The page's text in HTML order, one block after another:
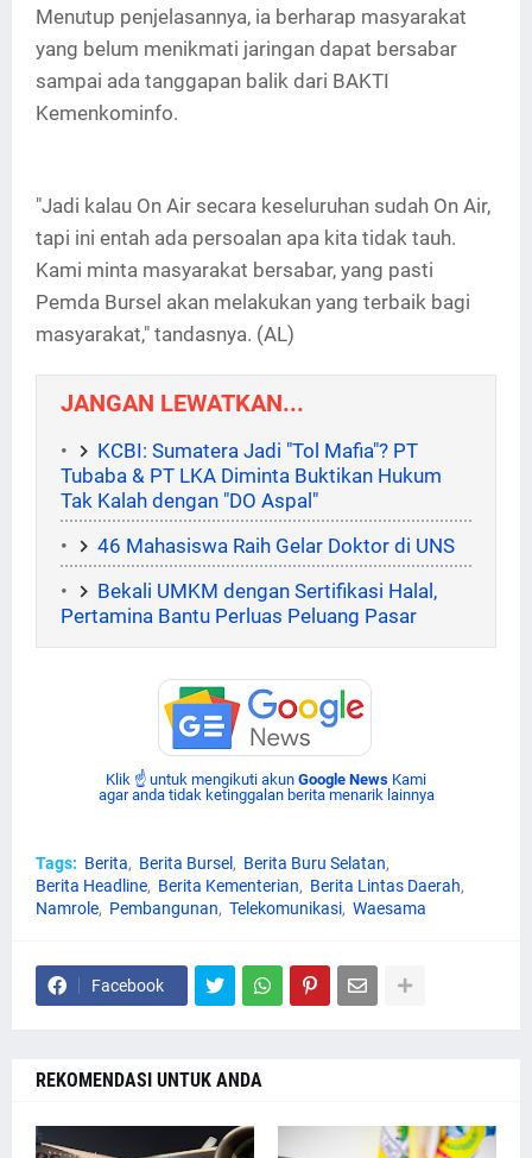
Menutup penjelasannya, ia berharap masyarakat
yang belum menikmati jaringan dapat bersabar
sampai ada tanggapan balik dari BAKTI
Kemenkominfo.
"Jadi kalau On Air secara keseluruhan sudah On Air,
tapi ini entah ada persoalan apa kita tidak tauh.
Kami minta masyarakat bersabar, yang pasti
Pemda Bursel akan melakukan yang terbaik bagi
masyarakat," tandasnya. (AL)
JANGAN LEWATKAN...
KCBI: Sumatera Jadi "Tol Mafia"? PT
Tubaba & PT LKA Diminta Buktikan Hukum
Tak Kalah dengan "DO Aspal"
46 Mahasiswa Raih Gelar Doktor di UNS
Bekali UMKM dengan Sertifikasi Halal,
Pertamina Bantu Perluas Peluang Pasar
Klik ☝ untuk mengikuti akun Google News Kami
agar anda tidak ketinggalan berita menarik lainnya
Tags: Berita Berita Bursel
Berita Buru Selatan
Berita Headline
Berita Kementerian
Berita Lintas Daerah
Namrole
Pembangunan Telekomunikasi Waesama
Facebook
REKOMENDASI UNTUK ANDA